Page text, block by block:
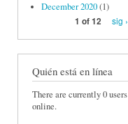
December 2020(1)
1 of 12
sig ›
Quién está en línea
There are currently 0 users
online.